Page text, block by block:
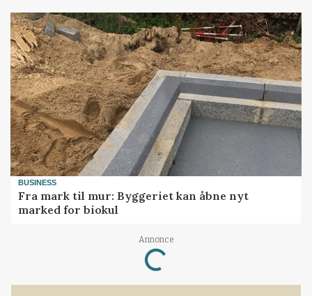
BUSINESS
Fra mark til mur: Byggeriet kan åbne nyt
marked for biokul
Annonce
Loading...